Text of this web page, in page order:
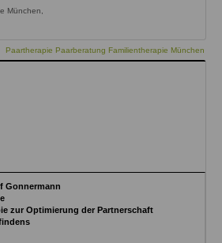
München,
Paartherapie Paarberatung Familientherapie München
Gonnermann
zur Optimierung der Partnerschaft